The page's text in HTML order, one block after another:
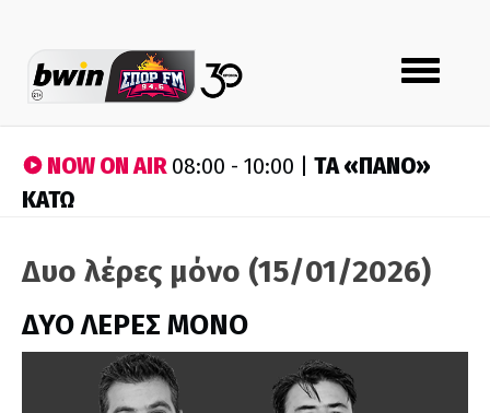
Toggle
navigation
NOW ON AIR08:00 - 10:00 | ΤA «ΠΑΝΟ»
ΚΑΤΩ
Δυο λέρες μόνο (15/01/2026)
ΔΥΟ ΛΕΡΕΣ ΜΟΝΟ